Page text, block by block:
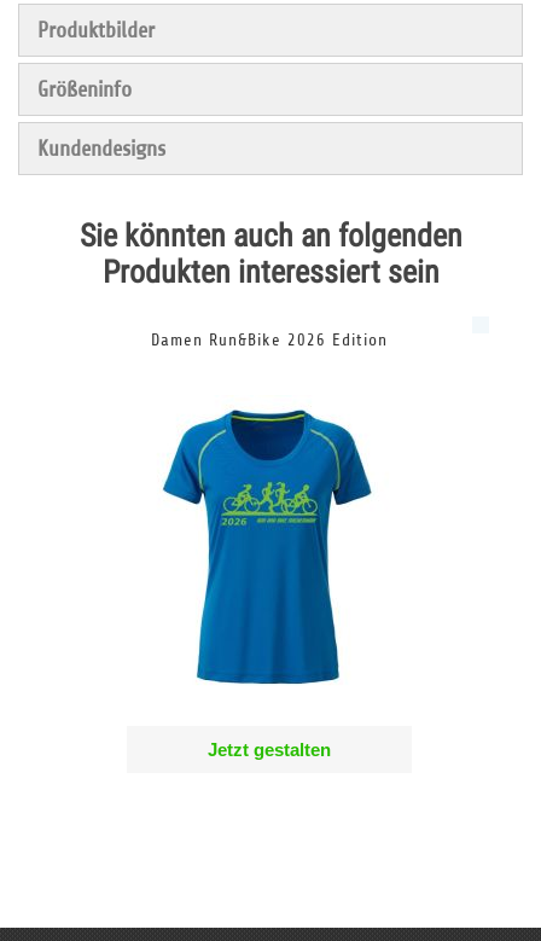
Produktbilder
Größeninfo
Kundendesigns
Sie könnten auch an folgenden
Produkten interessiert sein
Damen Run&Bike 2026 Edition
Jetzt gestalten